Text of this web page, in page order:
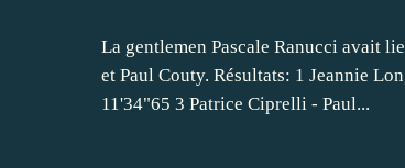
La gentlemen Pascale Ranucci avait
et Paul Couty. Résultats: 1 Jeannie
11'34"65 3 Patrice Ciprelli - Paul...